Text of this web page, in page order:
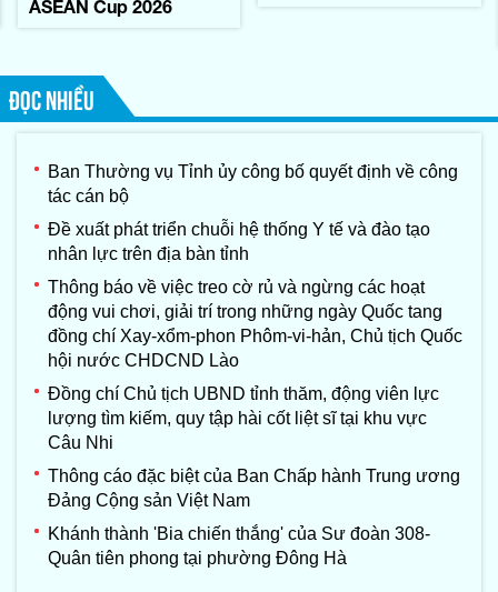
ASEAN Cup 2026
ĐỌC NHIỀU
Ban Thường vụ Tỉnh ủy công bố quyết định về công
tác cán bộ
Đề xuất phát triển chuỗi hệ thống Y tế và đào tạo
nhân lực trên địa bàn tỉnh
Thông báo về việc treo cờ rủ và ngừng các hoạt
động vui chơi, giải trí trong những ngày Quốc tang
đồng chí Xay-xổm-phon Phôm-vi-hản, Chủ tịch Quốc
hội nước CHDCND Lào
Đồng chí Chủ tịch UBND tỉnh thăm, động viên lực
lượng tìm kiếm, quy tập hài cốt liệt sĩ tại khu vực
Câu Nhi
Thông cáo đặc biệt của Ban Chấp hành Trung ương
Đảng Cộng sản Việt Nam
Khánh thành 'Bia chiến thắng' của Sư đoàn 308-
Quân tiên phong tại phường Đông Hà